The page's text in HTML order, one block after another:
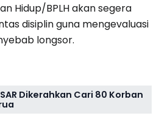
Hidup/BPLH akan segera
disiplin guna mengevaluasi
longsor.
Dikerahkan Cari 80 Korban